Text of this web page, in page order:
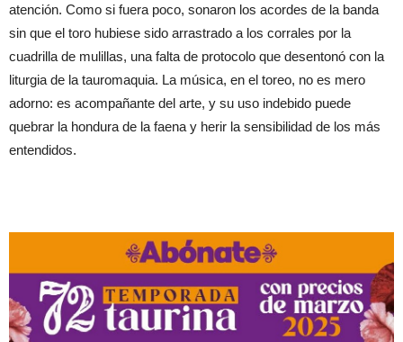
atención. Como si fuera poco, sonaron los acordes de la banda
sin que el toro hubiese sido arrastrado a los corrales por la
cuadrilla de mulillas, una falta de protocolo que desentonó con la
liturgia de la tauromaquia. La música, en el toreo, no es mero
adorno: es acompañante del arte, y su uso indebido puede
quebrar la hondura de la faena y herir la sensibilidad de los más
entendidos.